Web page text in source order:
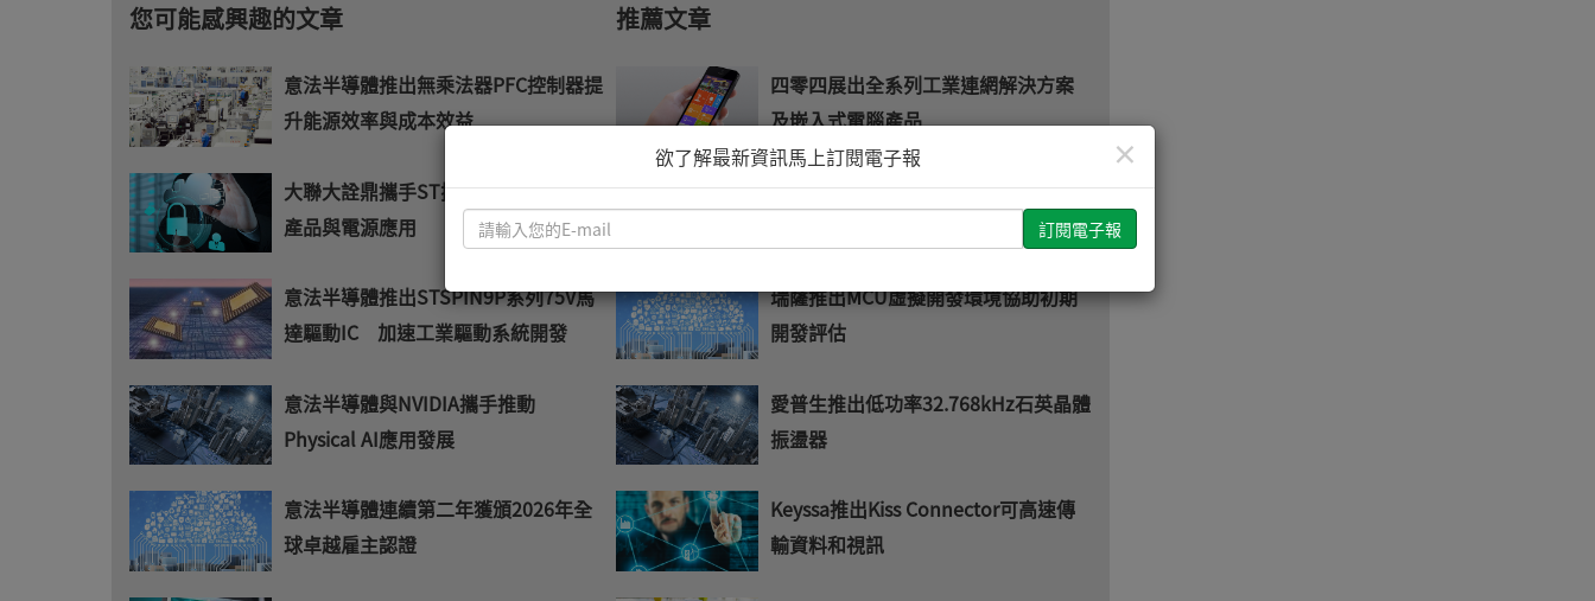
您可能感興趣的文章
意法半導體推出無乘法器PFC控制器提
升能源效率與成本效益
大聯大詮鼎攜手ST探討高性價比GaN
產品與電源應用
意法半導體推出STSPIN9P系列75V馬
達驅動IC 加速工業驅動系統開發
意法半導體與NVIDIA攜手推動
Physical AI應用發展
意法半導體連續第二年獲頒2026年全
球卓越雇主認證
推薦文章
四零四展出全系列工業連網解決方案
及嵌入式電腦產品
R&S力推13.6及20GHz手持式頻譜分
瑞薩推出MCU虛擬開發環境協助初期
開發評估
愛普生推出低功率32.768kHz石英晶體
振盪器
Keyssa推出Kiss Connector可高速傳
輸資料和視訊
×
欲了解最新資訊馬上訂閱電子報
輸
您
的
mail